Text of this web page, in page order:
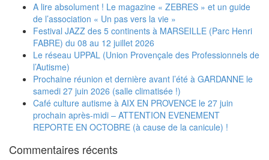
A lire absolument ! Le magazine « ZEBRES » et un guide
de l’association « Un pas vers la vie »
Festival JAZZ des 5 continents à MARSEILLE (Parc Henri
FABRE) du 08 au 12 juillet 2026
Le réseau UPPAL (Union Provençale des Professionnels de
l’Autisme)
Prochaine réunion et dernière avant l’été à GARDANNE le
samedi 27 juin 2026 (salle climatisée !)
Café culture autisme à AIX EN PROVENCE le 27 juin
prochain après-midi – ATTENTION EVENEMENT
REPORTE EN OCTOBRE (à cause de la canicule) !
Commentaires récents